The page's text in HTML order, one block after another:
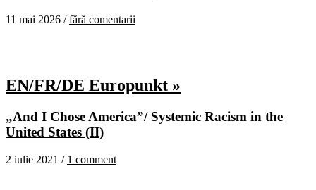
11 mai 2026 /fără comentarii
EN/FR/DE Europunkt »
„And I Chose America”/ Systemic Racism in the
United States (II)
2 iulie 2021 / 1 comment